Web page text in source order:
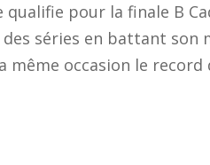
qualifie pour la finale B
séries en battant son
même occasion le record